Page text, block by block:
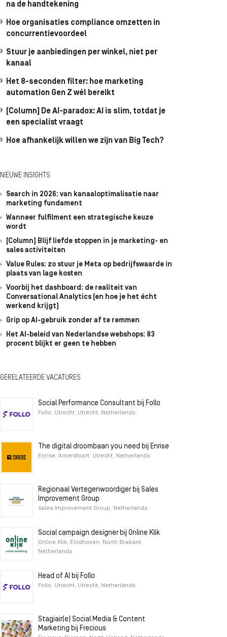
na de handtekening
Hoe organisaties compliance omzetten in
concurrentievoordeel
Stuur je aanbiedingen per winkel, niet per
kanaal
Het 8-seconden filter: hoe marketing
automation Gen Z wél bereikt
[Column] De AI-paradox: AI is slim, totdat je
een specialist vraagt
Hoe afhankelijk willen we zijn van Big Tech?
NIEUWE INSIGHTS
Search in 2026: van kanaaloptimalisatie naar
marketing fundament
Wanneer fulfilment een strategische keuze
wordt
[Column] Blijf liefde stoppen in je marketing- en
sales activiteiten
Value Rules: zo stuur je Meta op bedrijfswaarde in
plaats van lage kosten
Voorbij het dashboard: de realiteit van
Conversational Analytics (en hoe je het écht
werkend krijgt)
Grip op AI-gebruik zonder af te remmen
Het AI-beleid van Nederlandse webshops: 83
procent blijkt er geen te hebben
GERELATEERDE VACATURES
Social Performance Consultant bij Follo
Follo, Utrecht, Utrecht, Netherlands
The digital droombaan you need bij Enrise
Enrise, Amersfoort, Utrecht, Netherlands
Regionaal Vertegenwoordiger bij Sales
Improvement Group
Sales Improvement Group, Netherlands
Social campaign designer bij Online Klik
Online Klik, Eindhoven, North Brabant,
Netherlands
Head of AI bij Follo
Follo, Utrecht, Utrecht, Netherlands
Stagiair(e) Social Media & Content
Marketing bij Frecious